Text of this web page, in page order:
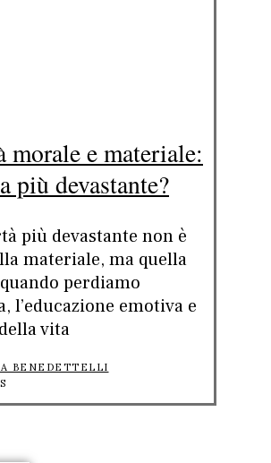
morale e materiale:
più devastante?
più devastante non è
materiale, ma quella
perdiamo
l’educazione emotiva e
vita
BENEDETTELLI